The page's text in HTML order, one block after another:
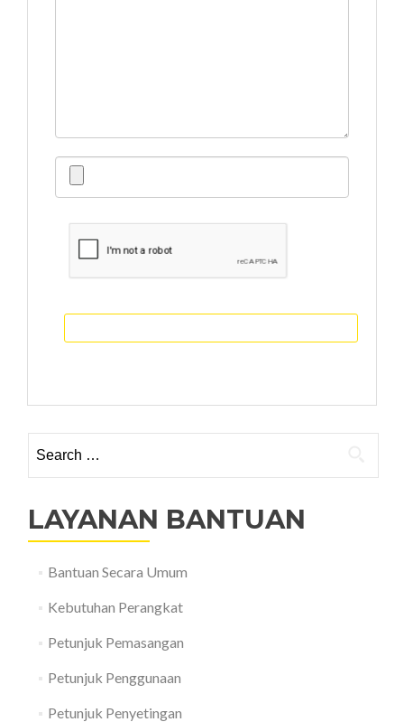
for:
LAYANAN BANTUAN
Bantuan Secara Umum
Kebutuhan Perangkat
Petunjuk Pemasangan
Petunjuk Penggunaan
Petunjuk Penyetingan